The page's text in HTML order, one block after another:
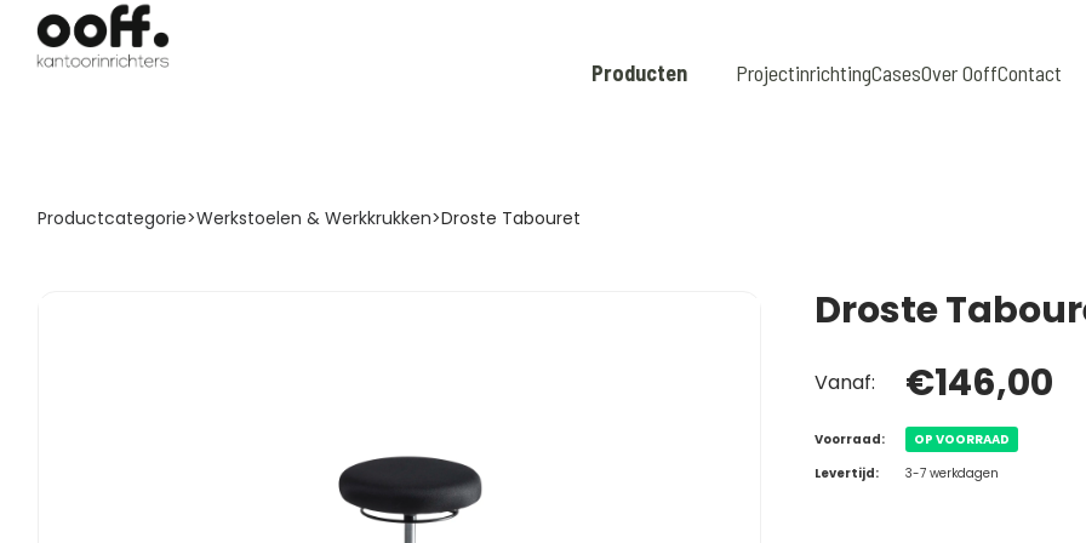
Producten ProjectinrichtingCasesOver OoffContact
Productcategorie>Werkstoelen & Werkkrukken>Droste Tabouret
Droste
Vanaf: €146,00
Voorraad:
OP VOORRAAD
Levertijd:
3-7 werkdagen